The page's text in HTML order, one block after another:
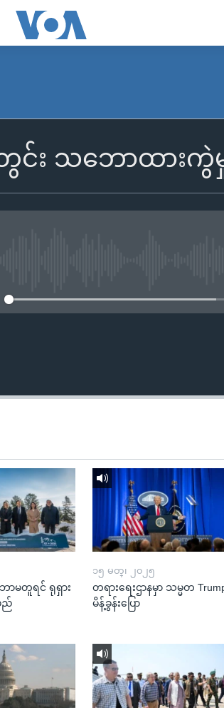
သဘောထားကွဲမှု
ာမတူရင် ရုရှား
ည်
၁၅ မတ္၊ ၂၀၂၅
တရားရေးဌာနမှာ သမ္မတ
မိန့်ခွန်းပြော